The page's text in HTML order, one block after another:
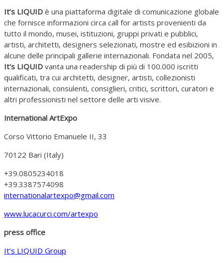
It’s LIQUID è una piattaforma digitale di comunicazione globale
che fornisce informazioni circa call for artists provenienti da
tutto il mondo, musei, istituzioni, gruppi privati e pubblici,
artisti, architetti, designers selezionati, mostre ed esibizioni in
alcune delle principali gallerie internazionali. Fondata nel 2005,
It's LIQUID vanta una readership di più di 100.000 iscritti
qualificati, tra cui architetti, designer, artisti, collezionisti
internazionali, consulenti, consiglieri, critici, scrittori, curatori e
altri professionisti nel settore delle arti visive.
International ArtExpo
Corso Vittorio Emanuele II, 33
70122 Bari (Italy)
+39.0805234018
+39.3387574098
internationalartexpo@gmail.com
www.lucacurci.com/artexpo
press office
It’s LIQUID Group